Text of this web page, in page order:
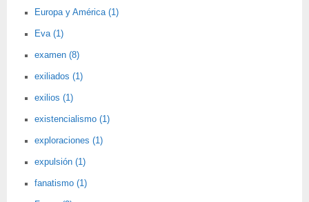
Europa y América (1)
Eva (1)
examen (8)
exiliados (1)
exilios (1)
existencialismo (1)
exploraciones (1)
expulsión (1)
fanatismo (1)